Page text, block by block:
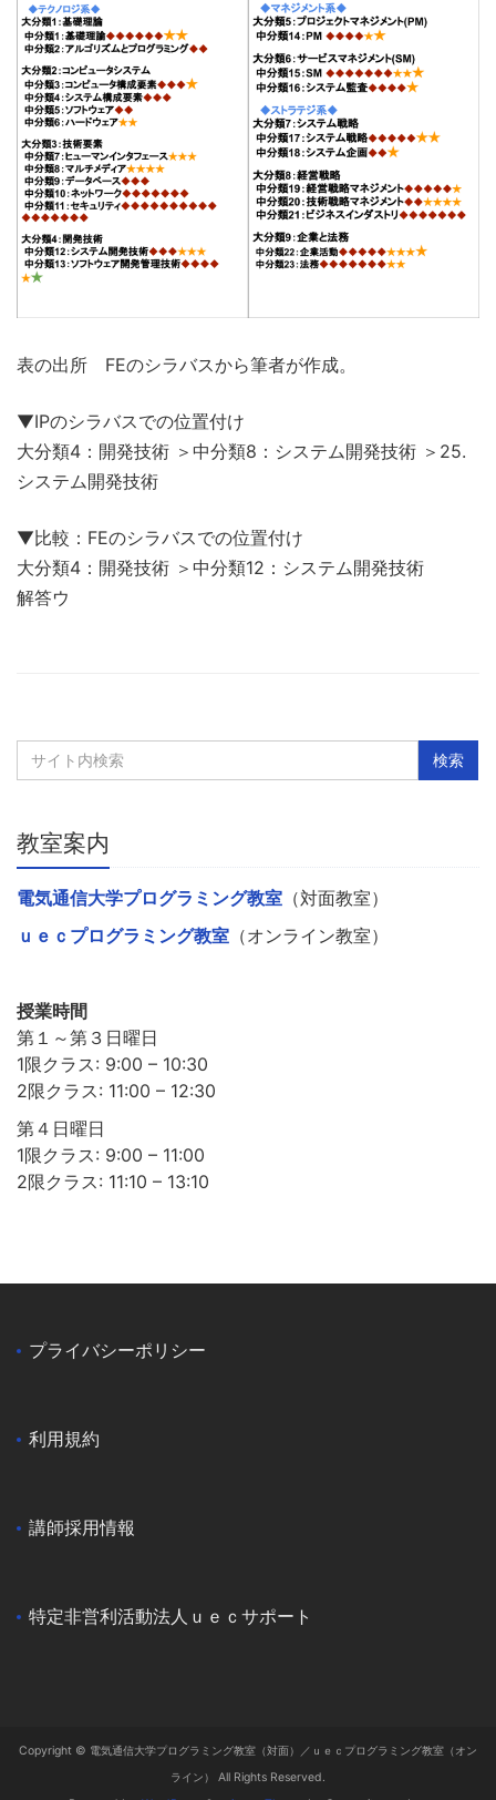
表の出所 FEのシラバスから筆者が作成。
▼IPのシラバスでの位置付け
大分類4：開発技術 ＞中分類8：システム開発技術 ＞25.
システム開発技術
▼比較：FEのシラバスでの位置付け
大分類4：開発技術 ＞中分類12：システム開発技術
解答ウ
教室案内
電気通信大学プログラミング教室 （対面教室）
ｕｅｃプログラミング教室 （オンライン教室）
授業時間
第１～第３日曜日
1限クラス: 9:00 – 10:30
2限クラス: 11:00 – 12:30
第４日曜日
1限クラス: 9:00 – 11:00
2限クラス: 11:10 – 13:10
プライバシーポリシー
利用規約
講師採用情報
特定非営利活動法人ｕｅｃサポート
Copyright © 電気通信大学プログラミング教室（対面）／ｕｅｃプログラミング教室（オン
ライン） All Rights Reserved.